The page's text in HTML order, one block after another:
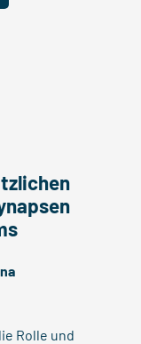
Rolle und